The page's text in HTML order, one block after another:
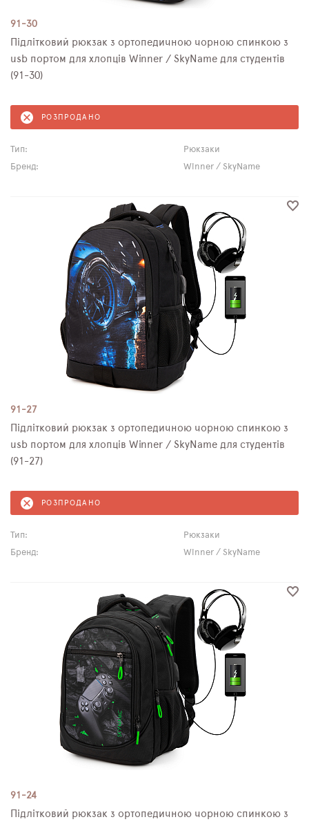
91-30
Підлітковий рюкзак з ортопедичною чорною спинкою з
usb портом для хлопців Winner / SkyName для студентів
(91-30)
РОЗПРОДАНО
Тип:
Рюкзаки
Бренд:
Winner / SkyName
91-27
Підлітковий рюкзак з ортопедичною чорною спинкою з
usb портом для хлопців Winner / SkyName для студентів
(91-27)
РОЗПРОДАНО
Тип:
Рюкзаки
Бренд:
Winner / SkyName
91-24
Підлітковий рюкзак з ортопедичною чорною спинкою з